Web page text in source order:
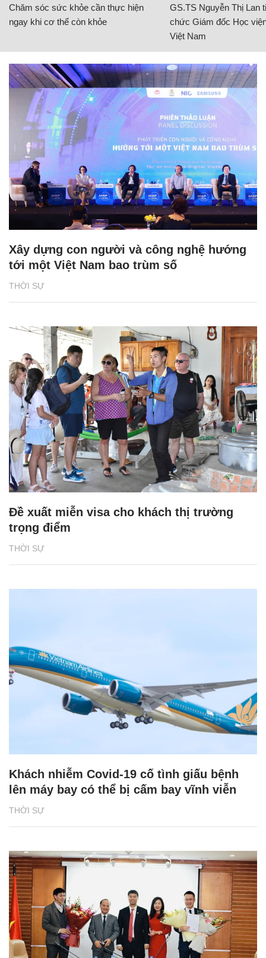
Chăm sóc sức khỏe cần thực hiện
ngay khi cơ thể còn khỏe
GS.TS Nguyễn Thị Lan
chức Giám đốc Học
Việt Nam
THỜI SỰ
Xây dựng con người và công nghệ hướng
tới một Việt Nam bao trùm số
THỜI SỰ
Đề xuất miễn visa cho khách thị trường
trọng điểm
THỜI SỰ
Khách nhiễm Covid-19 cố tình giấu bệnh
lên máy bay có thể bị cấm bay vĩnh viễn